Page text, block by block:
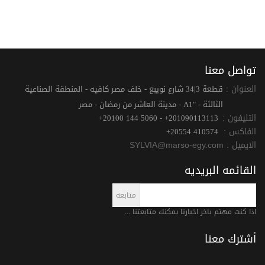
تواصل معنا
العنوان :
قطعة 3|34 شارع نويبع - خلف مصر كافيه - المنطقة الصناعية
الثالثة - "A1 - مدينة العاشر من رمضان - مصر
التليفون : +20100 144 5060 - +201090113113
الفاكس : +20554 410574
الايميل : SYLVIA@marso-egy.com
القائمه البريديه
اذا كنت مهتم باخر اخبارنا يمكنك متابعتنا ...
أشترك معنا